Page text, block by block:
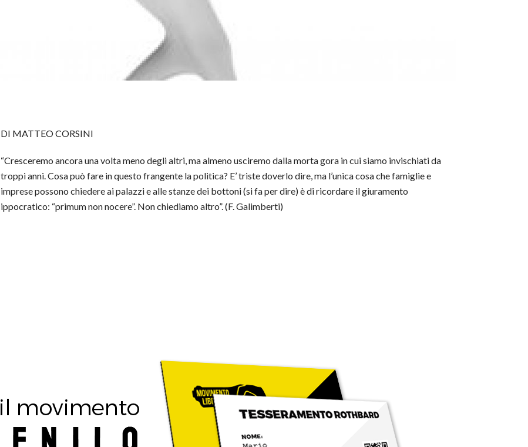
DI MATTEO CORSINI
“Cresceremo ancora una volta meno degli altri, ma almeno usciremo dalla morta gora in cui siamo invischiati da
troppi anni. Cosa può fare in questo frangente la politica? E’ triste doverlo dire, ma l’unica cosa che famiglie e
imprese possono chiedere ai palazzi e alle stanze dei bottoni (si fa per dire) è di ricordare il giuramento
ippocratico: “primum non nocere”. Non chiediamo altro”. (F. Galimberti)